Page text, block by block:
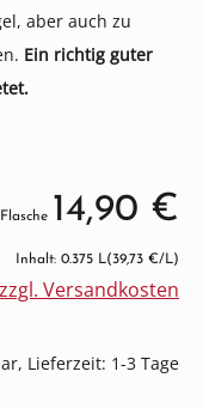
aber auch zu
Ein richtig guter
14,90 €
Inhalt: 0.375 L(39,73 €/L)
Versandkosten
Lieferzeit: 1-3 Tage